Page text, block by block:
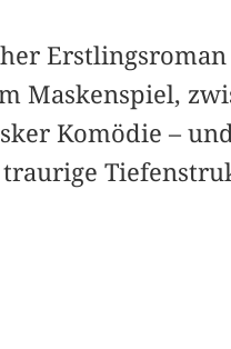
Maskenspiel,
Komödie –